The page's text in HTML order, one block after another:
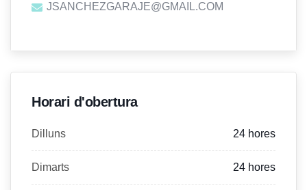
JSANCHEZGARAJE@GMAIL.COM
Horari d'obertura
Dilluns 24 hores
Dimarts 24 hores